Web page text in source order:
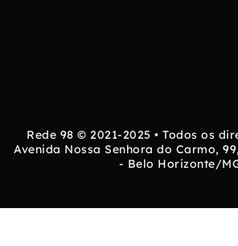
Rede 98 © 2021-2025 • Todos os
Avenida Nossa Senhora do Carmo,
- Belo Horizonte/